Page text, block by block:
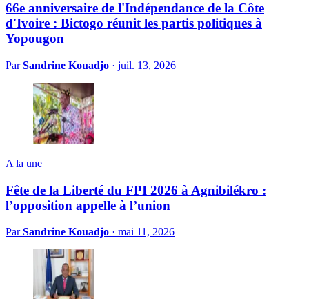
66e anniversaire de l'Indépendance de la Côte
d'Ivoire : Bictogo réunit les partis politiques à
Yopougon
ParSandrine Kouadjo · juil. 13, 2026
A la une
Fête de la Liberté du FPI 2026 à Agnibilékro :
l’opposition appelle à l’union
ParSandrine Kouadjo · mai 11, 2026